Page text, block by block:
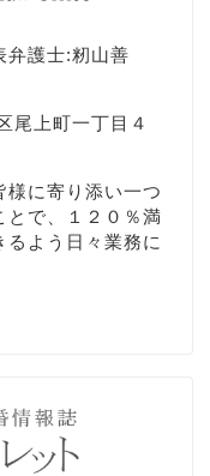
弁護士:籾山善
尾上町一丁目４
様に寄り添い一つ
とで、１２０％満
るよう日々業務に